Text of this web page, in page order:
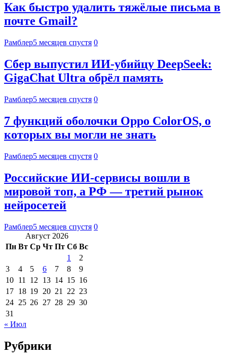
Как быстро удалить тяжёлые письма в
почте Gmail?
Рамблер5 месяцев спустя 0
Сбер выпустил ИИ-убийцу DeepSeek:
GigaChat Ultra обрёл память
Рамблер5 месяцев спустя 0
7 функций оболочки Oppo ColorOS, о
которых вы могли не знать
Рамблер5 месяцев спустя 0
Российские ИИ-сервисы вошли в
мировой топ, а РФ — третий рынок
нейросетей
Рамблер5 месяцев спустя 0
Август 2026
Пн Вт Ср Чт Пт Сб Вс
1
2
3
4 5 6 7 8
9
10 11 12 13 14 15 16
17 18 19 20 21 22 23
24 25 26 27 28 29 30
31
« Июл
Рубрики